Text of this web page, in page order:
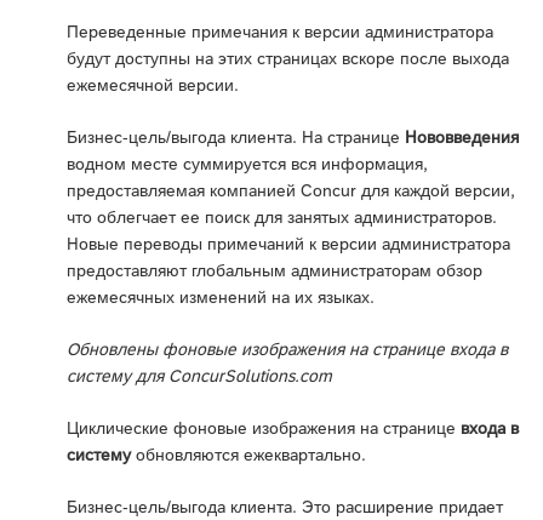
Переведенные примечания к версии администратора
будут доступны на этих страницах вскоре после выхода
ежемесячной версии.
Бизнес-цель/выгода клиента. На странице Нововведения
водном месте суммируется вся информация,
предоставляемая компанией Concur для каждой версии,
что облегчает ее поиск для занятых администраторов.
Новые переводы примечаний к версии администратора
предоставляют глобальным администраторам обзор
ежемесячных изменений на их языках.
Обновлены фоновые изображения на странице входа в
систему для ConcurSolutions.com
Циклические фоновые изображения на странице входа в
системуобновляются ежеквартально.
Бизнес-цель/выгода клиента. Это расширение придает